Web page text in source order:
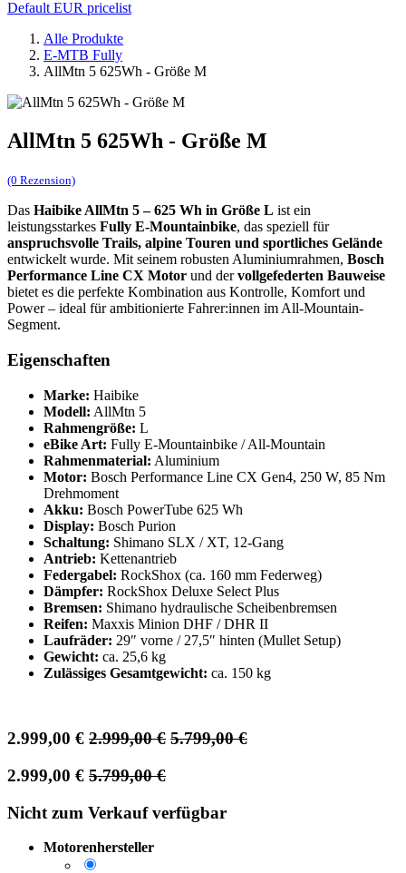
Default EUR pricelist
Alle Produkte
E-MTB Fully
AllMtn 5 625Wh - Größe M
AllMtn 5 625Wh - Größe M
(0 Rezension)
Das Haibike AllMtn 5 – 625 Wh in Größe L ist ein
leistungsstarkes Fully E-Mountainbike, das speziell für
anspruchsvolle Trails, alpine Touren und sportliches Gelände
entwickelt wurde. Mit seinem robusten Aluminiumrahmen, Bosch
Performance Line CX Motor und dervollgefederten Bauweise
bietet es die perfekte Kombination aus Kontrolle, Komfort und
Power – ideal für ambitionierte Fahrer:innen im All-Mountain-
Segment.
Eigenschaften
Marke: Haibike
Modell: AllMtn 5
Rahmengröße: L
eBike Art: Fully E-Mountainbike / All-Mountain
Rahmenmaterial: Aluminium
Motor: Bosch Performance Line CX Gen4, 250 W, 85 Nm
Drehmoment
Akku: Bosch PowerTube 625 Wh
Display: Bosch Purion
Schaltung: Shimano SLX / XT, 12-Gang
Antrieb: Kettenantrieb
Federgabel: RockShox (ca. 160 mm Federweg)
Dämpfer: RockShox Deluxe Select Plus
Bremsen: Shimano hydraulische Scheibenbremsen
Reifen: Maxxis Minion DHF / DHR II
Laufräder: 29″ vorne / 27,5″ hinten (Mullet Setup)
Gewicht: ca. 25,6 kg
Zulässiges Gesamtgewicht: ca. 150 kg
2.999,00 € 2.999,00€ 5.799,00€
2.999,00 € 5.799,00€
Nicht zum Verkauf verfügbar
Motorenhersteller